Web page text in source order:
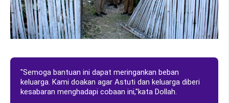
"Semoga bantuan ini dapat meringankan beban
keluarga. Kami doakan agar Astuti dan keluarga diberi
kesabaran menghadapi cobaan ini,"kata Dollah.